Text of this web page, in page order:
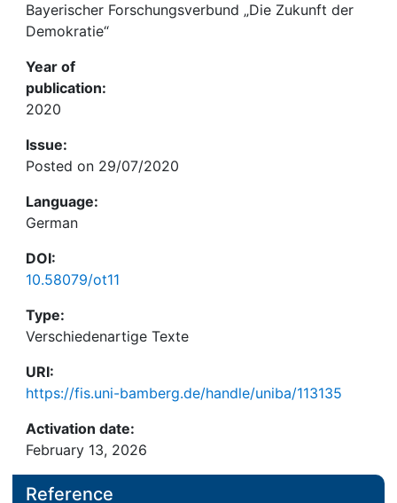
Bayerischer Forschungsverbund „Die Zukunft der
Demokratie“
Year of
publication:
2020
Issue:
Posted on 29/07/2020
Language:
German
DOI:
10.58079/ot11
Type:
Verschiedenartige Texte
URI:
https://fis.uni-bamberg.de/handle/uniba/113135
Activation date:
February 13, 2026
Reference